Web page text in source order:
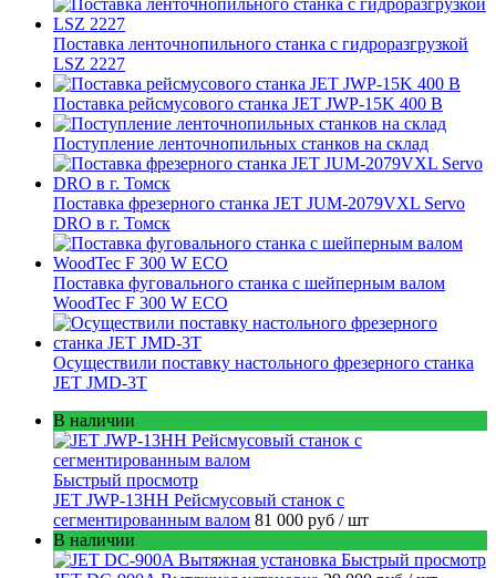
Поставка ленточнопильного станка c гидроразгрузкой
LSZ 2227
Поставка рейсмусового станка JET JWP-15K 400 В
Поступление ленточнопильных станков на склад
Поставка фрезерного станка JET JUM-2079VXL Servo
DRO в г. Томск
Поставка фуговального станка с шейперным валом
WoodTec F 300 W ECO
Осуществили поставку настольного фрезерного станка
JET JMD-3T
В наличии
Быстрый просмотр
JET JWP-13HH Рейсмусовый станок с
сегментированным валом 81 000 руб / шт
В наличии
Быстрый просмотр